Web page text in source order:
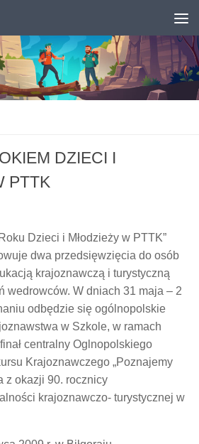
DZIECI I
PTTK
Dzieci i Młodzieży w PTTK”
dwa przedsięwzięcia do osób
krajoznawczą i turystyczną
wedrowców. W dniach 31 maja – 2
odbędzie się ogólnopolskie
w Szkole, w ramach
centralny Oglnopolskiego
Krajoznawczego „Poznajemy
z okazji 90. rocznicy
krajoznawczo- turystycznej w